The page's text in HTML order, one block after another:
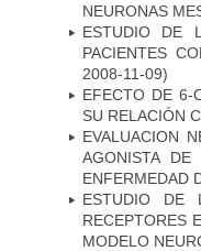
NEURONAS
ESTUDIO DE
PACIENTES
2008-11-09)
EFECTO DE 6-
SU RELACIÓN
EVALUACION
AGONISTA
ENFERMEDAD
ESTUDIO DE
RECEPTORES
MODELO